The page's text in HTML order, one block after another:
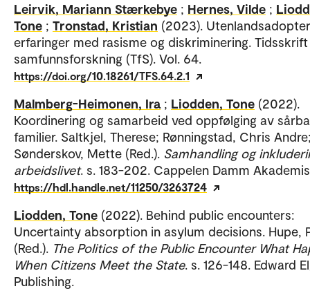
Leirvik, Mariann Stærkebye ; Hernes, Vilde ;
Tone ; Tronstad, Kristian (2023).
erfaringer med rasisme og diskriminering.
samfunnsforskning (TfS). Vol. 64.
https://doi.org/10.18261/TFS.64.2.1
Malmberg-Heimonen, Ira ; Liodden, Tone (2022).
Koordinering og samarbeid ved oppfølging av
familier. Saltkjel, Therese; Rønningstad, Chris
Sønderskov, Mette (Red.). Samhandling og
arbeidslivet. s. 183-202. Cappelen Damm
https://hdl.handle.net/11250/3263724
Liodden, Tone (2022). Behind public encounters:
Uncertainty absorption in asylum decisions. Hupe,
(Red.). The Politics of the Public Encounter What
When Citizens Meet the State. s. 126-148. Edward
Publishing.